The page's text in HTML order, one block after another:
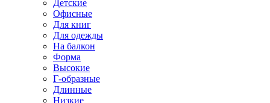
Детские
Офисные
Для книг
Для одежды
На балкон
Форма
Высокие
Г-образные
Длинные
Низкие